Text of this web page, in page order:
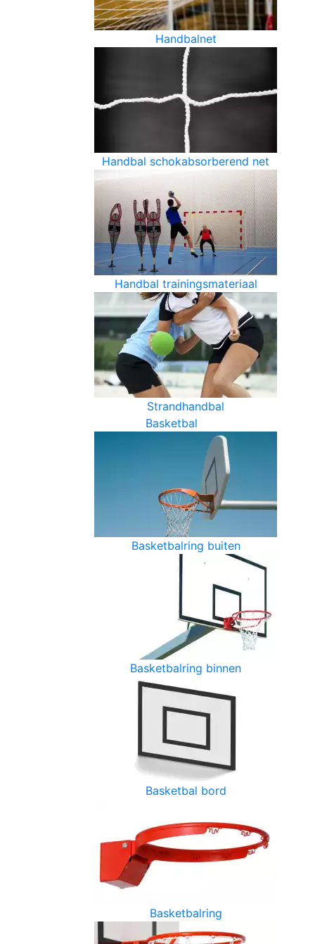
Handbalnet
Handbal schokabsorberend net
Handbal trainingsmateriaal
Strandhandbal
Basketbal
Basketbalring buiten
Basketbalring binnen
Basketbal bord
Basketbalring